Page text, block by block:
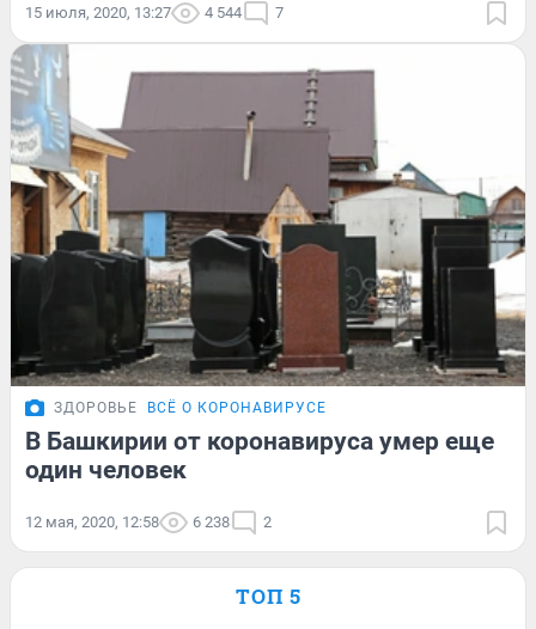
15 июля, 2020, 13:27 4 544 7
ЗДОРОВЬЕ ВСЁ О КОРОНАВИРУСЕ
В Башкирии от коронавируса умер еще
один человек
12 мая, 2020, 12:58 6 238 2
ТОП 5